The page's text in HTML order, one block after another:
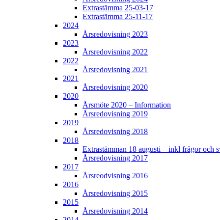
Extrastämma 25-03-17
Extrastämma 25-11-17
2024
Årsredovisning 2023
2023
Årsredovisning 2022
2022
Årsredovisning 2021
2021
Årsredovisning 2020
2020
Årsmöte 2020 – Information
Årsredovisning 2019
2019
Årsredovisning 2018
2018
Extrastämman 18 augusti – inkl frågor och
Årsredovisning 2017
2017
Årsreodvisning 2016
2016
Årsredovisning 2015
2015
Årsredovisning 2014